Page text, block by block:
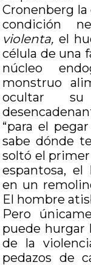
Cronenberg
condición
violenta, el
célula de una
núcleo
monstruo
ocultar
“para el
sabe dónde
soltó el
espantosa,
en un
El hombre
Pero
puede hurgar
de la
pedazos de